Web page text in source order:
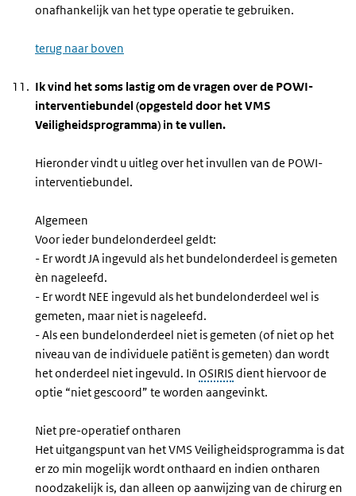
onafhankelijk van het type operatie te gebruiken.
terug naar boven
Ik vind het soms lastig om de vragen over de POWI-
interventiebundel (opgesteld door het VMS
Veiligheidsprogramma) in te vullen.
Hieronder vindt u uitleg over het invullen van de POWI-
interventiebundel.
Algemeen
Voor ieder bundelonderdeel geldt:
- Er wordt JA ingevuld als het bundelonderdeel is gemeten
èn nageleefd.
- Er wordt NEE ingevuld als het bundelonderdeel wel is
gemeten, maar niet is nageleefd.
- Als een bundelonderdeel niet is gemeten (of niet op het
niveau van de individuele patiënt is gemeten) dan wordt
het onderdeel niet ingevuld. In OSIRIS dient hiervoor de
optie “niet gescoord” te worden aangevinkt.
Niet pre-operatief ontharen
Het uitgangspunt van het VMS Veiligheidsprogramma is dat
er zo min mogelijk wordt onthaard en indien ontharen
noodzakelijk is, dan alleen op aanwijzing van de chirurg en